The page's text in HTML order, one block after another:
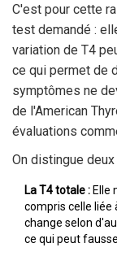
C'est pour cette
test demandé :
variation de T4
ce qui permet de
symptômes ne
de l'American
évaluations
On distingue
La T4 totale : Elle
compris celle liée
change selon
ce qui peut